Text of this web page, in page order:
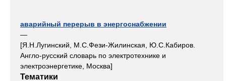
аварийный перерыв в энергоснабжении
—
[Я.Н.Лугинский, М.С.Фези-Жилинская, Ю.С.Кабиров.
Англо-русский словарь по электротехнике и
электроэнергетике, Москва]
Тематики